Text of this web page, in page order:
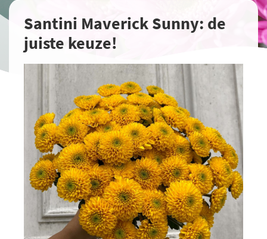
Santini Maverick Sunny: de
juiste keuze!